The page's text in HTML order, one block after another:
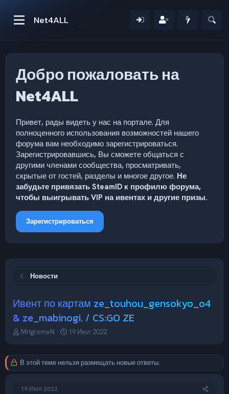
Net4ALL
Добро пожаловать на
Net4ALL
Привет, рады видеть у нас на портале. Для
полноценного использования возможностей нашего
форума вам необходимо зарегистрироваться.
Зарегистрировавшись, Вы сможете общаться с
другими членами сообщества, просматривать,
скрытые от гостей, разделы и многое другое. Не
забудьте привязать SteamID к профилю форума,
чтобы выигрывать VIP на ивентах и другие призы.
Зарегистрироваться
Новости
Ивент по картам ze_touhou_gensokyo_o4
& ze_mabinogi. / CS:GO ZE
А
о
е
MrIgromeN
Д19 Июл 2022
В этой теме нельзя размещать новые ответы.
19 Июл 2022